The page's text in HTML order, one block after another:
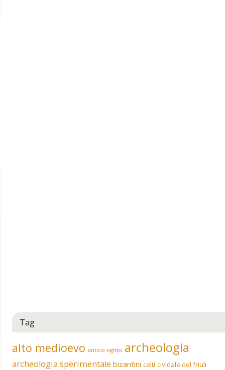
Tag
alto medioevo antico egitto archeologia
archeologia sperimentale bizantini celti cividale del friuli